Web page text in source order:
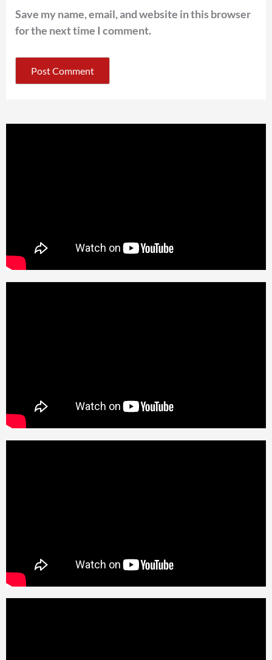
Save my name, email, and website in this browser
for the next time I comment.